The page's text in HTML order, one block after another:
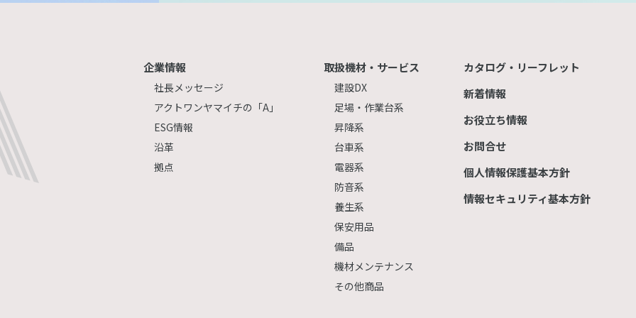
企業情報
社長メッセージ
アクトワンヤマイチの「A」
ESG情報
沿革
拠点
取扱機材・サービス
建設DX
足場・作業台系
昇降系
台車系
電器系
防音系
養生系
保安用品
備品
機材メンテナンス
その他商品
カタログ・リーフレット
新着情報
お役立ち情報
お問合せ
個人情報保護基本方針
情報セキュリティ基本方針